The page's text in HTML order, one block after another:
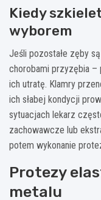
Kiedy
wyborem
Jeśli pozostałe zęby
chorobami przyzębia
ich utratę. Klamry
ich słabej kondycji
sytuacjach lekarz
zachowawcze lub
potem wykonanie
Protezy
metalu